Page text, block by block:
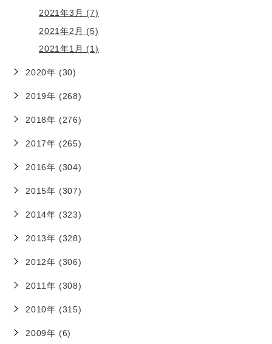
2021年3月 (7)
2021年2月 (5)
2021年1月 (1)
2020年 (30)
2019年 (268)
2018年 (276)
2017年 (265)
2016年 (304)
2015年 (307)
2014年 (323)
2013年 (328)
2012年 (306)
2011年 (308)
2010年 (315)
2009年 (6)